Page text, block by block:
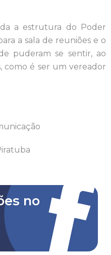
a estrutura do Poder
a sala de reuniões e o
puderam se sentir, ao
como é ser um vereador
no